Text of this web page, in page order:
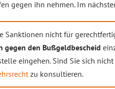
gegen ihn nehmen. Im
Sanktionen nicht für
gegen den Bußgeldbescheid
eingehen. Sind Sie sich
zu konsultieren.